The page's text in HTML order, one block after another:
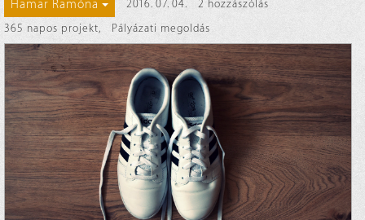
Hamar Ramóna 2016. 07. 04.
2 hozzászólás
365 napos projekt, Pályázati megoldás